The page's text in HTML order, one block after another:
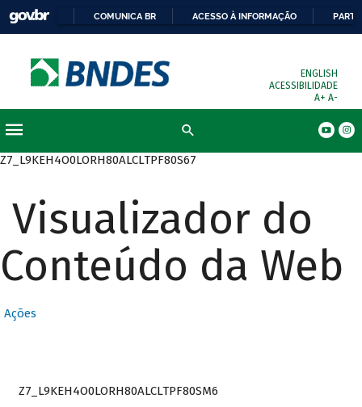
COMUNICA BR ACESSO À INFORMAÇÃO
ENGLISH
ACESSIBILIDADE
A+ A-
Z7_L9KEH4O0LORH80ALCLTPF80S67
Visualizador do
Conteúdo da Web
Ações
Z7_L9KEH4O0LORH80ALCLTPF80SM6